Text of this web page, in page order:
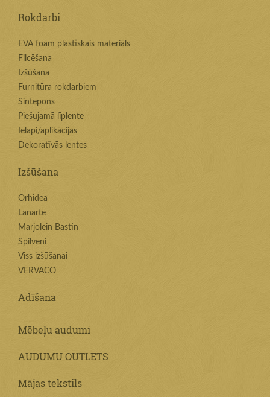
Rokdarbi
EVA foam plastiskais materiāls
Filcēšana
Izšūšana
Furnitūra rokdarbiem
Sintepons
Piešujamā līplente
Ielapi/aplikācijas
Dekoratīvās lentes
Izšūšana
Orhidea
Lanarte
Marjolein Bastin
Spilveni
Viss izšūšanai
VERVACO
Adīšana
Mēbeļu audumi
AUDUMU OUTLETS
Mājas tekstils